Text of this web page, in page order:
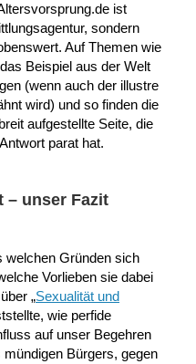
ist
sondern
Auf Themen wie
Beispiel aus der Welt
(wenn auch der illustre
wird) und so finden die
aufgestellte Seite, die
parat hat.
– unser Fazit
welchen Gründen sich
Vorlieben sie dabei
„Sexualität und
wie perfide
auf unser Begehren
Bürgers, gegen